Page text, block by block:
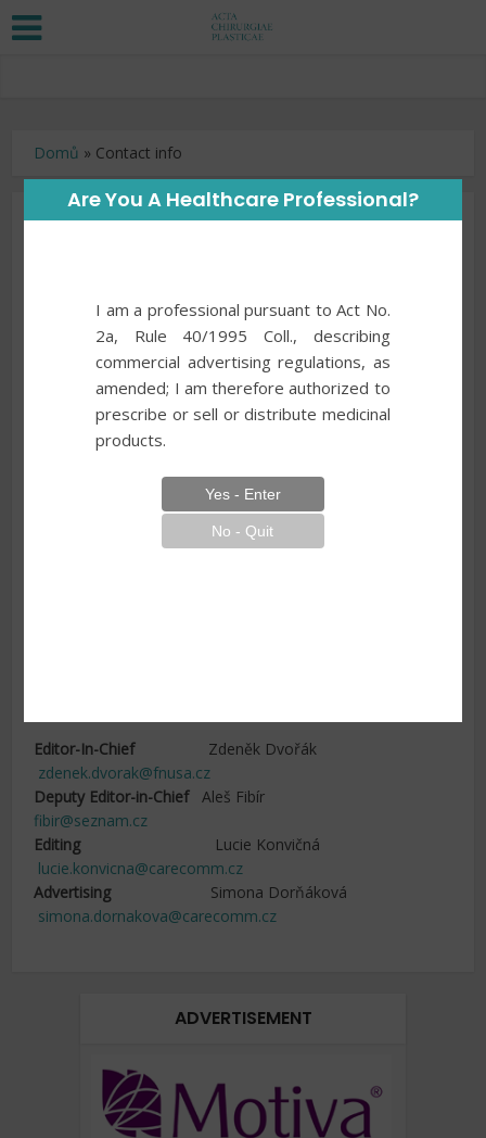
Domů » Contact info
Contact info
Czech Medical Association J. E. Purkyně
Sokolská 31
120 26 Prague 2
Czech Republic
Editor-In-ChiefZdeněk Dvořák
zdenek.dvorak@fnusa.cz
Deputy Editor-in-ChiefAleš Fibír
fibir@seznam.cz
EditingLucie Konvičná
lucie.konvicna@carecomm.cz
AdvertisingSimona Dorňáková
simona.dornakova@carecomm.cz
ADVERTISEMENT
Are You A Healthcare Professional?
I am a professional pursuant to Act No.
2a, Rule 40/1995 Coll., describing
commercial advertising regulations, as
amended; I am therefore authorized to
prescribe or sell or distribute medicinal
products.